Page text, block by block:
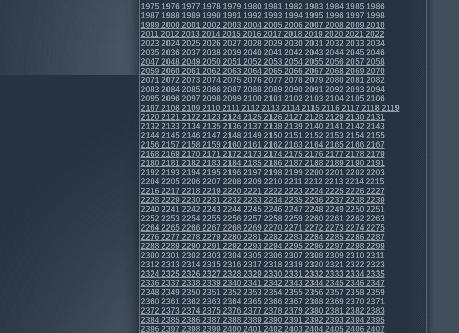
197519761977 19781979198019811982 1983198419851986
1987 19881989199019911992 19931994199519961997 1998
1999200020012002 20032004200520062007 200820092010
20112012 20132014201520162017 20182019202020212022
20232024202520262027 20282029203020312032 20332034
203520362037 20382039204020412042 2043204420452046
2047 20482049205020512052 20532054205520562057 2058
2059206020612062 20632064206520662067 206820692070
20712072 20732074207520762077 20782079208020812082
20832084208520862087 20882089209020912092 20932094
209520962097 20982099210021012102 2103210421052106
2107 21082109211021112112 21132114211521162117 21182119
212021212122 21232124212521262127 2128212921302131
2132 21332134213521362137 21382139214021412142 2143
2144214521462147 21482149215021512152 215321542155
21562157 21582159216021612162 21632164216521662167
21682169217021712172 21732174217521762177 21782179
218021812182 21832184218521862187 2188218921902191
2192 21932194219521962197 21982199220022012202 2203
2204220522062207 22082209221022112212 221322142215
22162217 22182219222022212222 22232224222522262227
22282229223022312232 22332234223522362237 22382239
224022412242 22432244224522462247 2248224922502251
2252 22532254225522562257 22582259226022612262 2263
2264226522662267 22682269227022712272 227322742275
22762277 22782279228022812282 22832284228522862287
22882289229022912292 22932294229522962297 22982299
230023012302 23032304230523062307 2308230923102311
2312 23132314231523162317 23182319232023212322 2323
2324232523262327 23282329233023312332 233323342335
23362337 23382339234023412342 23432344234523462347
23482349235023512352 23532354235523562357 23582359
236023612362 23632364236523662367 2368236923702371
2372 23732374237523762377 23782379238023812382 2383
2384238523862387 23882389239023912392 239323942395
23962397 23982399240024012402 24032404240524062407